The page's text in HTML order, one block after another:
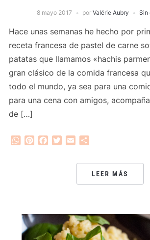
8 mayo 2017 por Valérie Aubry Sin
Hace unas semanas he hecho por
receta francesa de pastel de carne
patatas que llamamos «hachis
gran clásico de la comida francesa
todo el mundo, ya sea para una
para una cena con amigos,
de […]
WhatsApp
PinterestFacebook
Twitter
Email
LEER MÁS